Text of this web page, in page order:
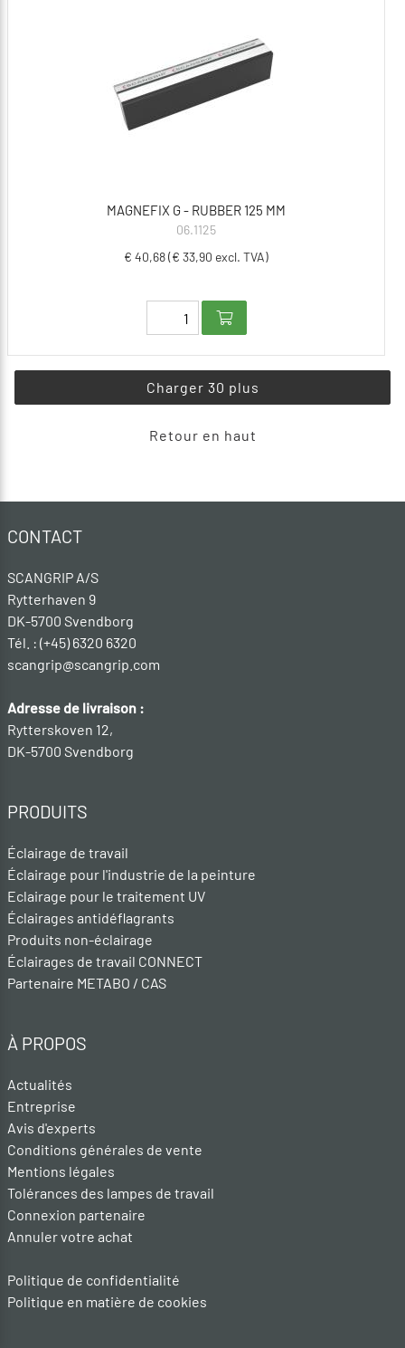
MAGNEFIX G - RUBBER 125 MM
06.1125
€ 40,68 (€ 33,90 excl. TVA)
Charger 30 plus
Retour en haut
CONTACT
SCANGRIP A/S
Rytterhaven 9
DK-5700 Svendborg
Tél. : (+45) 6320 6320
scangrip@scangrip.com
Adresse de livraison :
Rytterskoven 12,
DK-5700 Svendborg
PRODUITS
Éclairage de travail
Éclairage pour l'industrie de la peinture
Eclairage pour le traitement UV
Éclairages antidéflagrants
Produits non-éclairage
Éclairages de travail CONNECT
Partenaire METABO / CAS
À PROPOS
Actualités
Entreprise
Avis d'experts
Conditions générales de vente
Mentions légales
Tolérances des lampes de travail
Connexion partenaire
Annuler votre achat
Politique de confidentialité
Politique en matière de cookies